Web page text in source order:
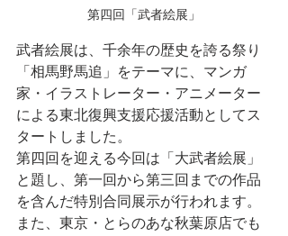
第四回「武者絵展」
武者絵展は、千余年の歴史を誇る祭り
「相馬野馬追」をテーマに、マンガ
家・イラストレーター・アニメーター
による東北復興支援応援活動としてス
タートしました。
第四回を迎える今回は「大武者絵展」
と題し、第一回から第三回までの作品
を含んだ特別合同展示が行われます。
また、東京・とらのあな秋葉原店でも